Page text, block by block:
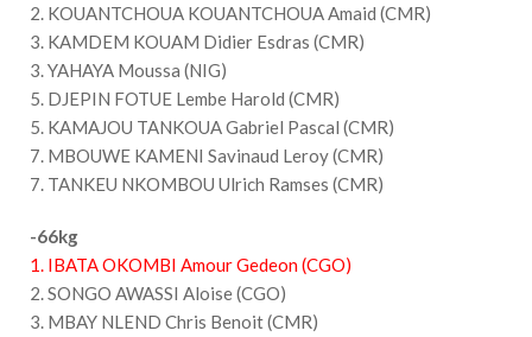
2. KOUANTCHOUA KOUANTCHOUA Amaid (CMR)
3. KAMDEM KOUAM Didier Esdras (CMR)
3. YAHAYA Moussa (NIG)
5. DJEPIN FOTUE Lembe Harold (CMR)
5. KAMAJOU TANKOUA Gabriel Pascal (CMR)
7. MBOUWE KAMENI Savinaud Leroy (CMR)
7. TANKEU NKOMBOU Ulrich Ramses (CMR)
-66kg
1. IBATA OKOMBI Amour Gedeon (CGO)
2. SONGO AWASSI Aloise (CGO)
3. MBAY NLEND Chris Benoit (CMR)